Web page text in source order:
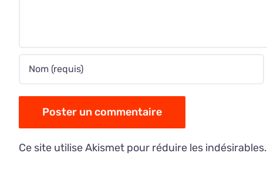
Ce site utilise Akismet pour réduire les indésirables.